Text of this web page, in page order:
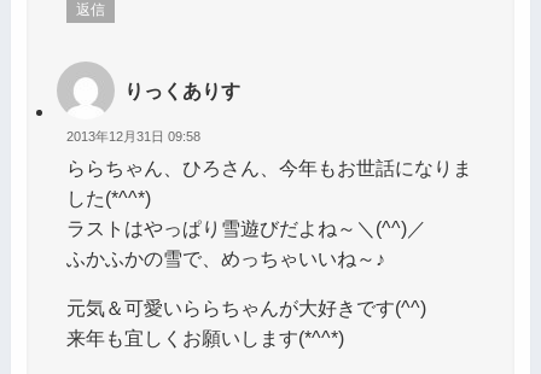
返信
りっくありす
2013年12月31日 09:58
ららちゃん、ひろさん、今年もお世話になりま
した(*^^*)
ラストはやっぱり雪遊びだよね～＼(^^)／
ふかふかの雪で、めっちゃいいね～♪
元気＆可愛いららちゃんが大好きです(^^)
来年も宜しくお願いします(*^^*)